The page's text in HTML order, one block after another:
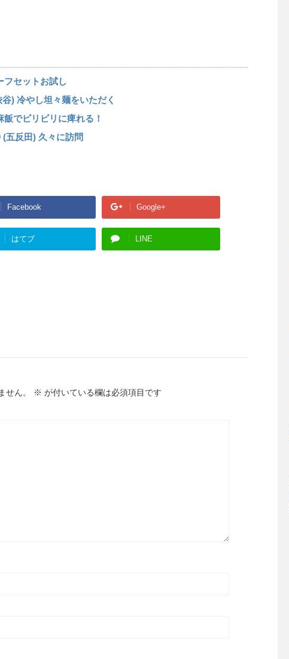
フセットお試し
) 冷やし坦々麺をいただく
でビリビリに痺れる！
五反田) 久々に訪問
Facebook Google+
はてブ LINE
ん。 ※ が付いている欄は必須項目です